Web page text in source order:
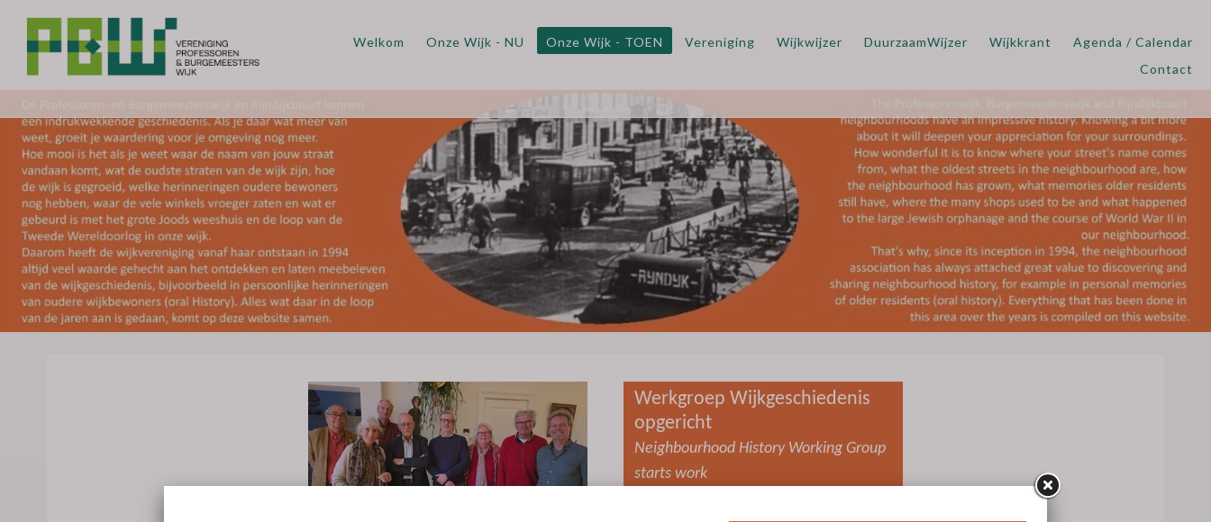
Welkom Onze Wijk - NU Onze Wijk - TOEN Vereniging Wijkwijzer DuurzaamWijzer Wijkkrant
Agenda / Calendar
Contact
Werkgroep Wijkgeschiedenis
opgericht
Neighbourhood History Working Group
starts work